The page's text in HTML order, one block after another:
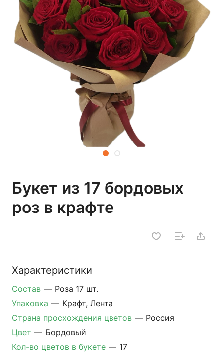
Букет из 17 бордовых
роз в крафте
Характеристики
Состав — Роза 17 шт.
Упаковка — Крафт, Лента
Страна просхождения цветов — Россия
Цвет — Бордовый
Кол-во цветов в букете — 17